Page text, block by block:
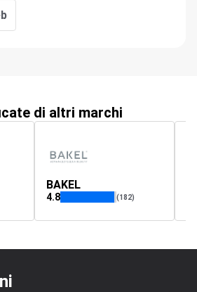
di altri marchi
BAKEL
4.8 (182)